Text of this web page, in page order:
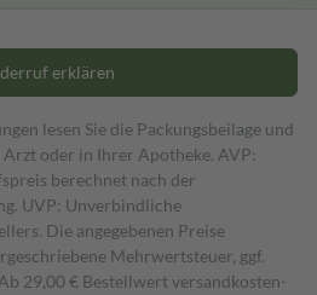
erklären
lesen Sie die Packungsbeilage und
oder in Ihrer Apotheke. AVP:
berechnet nach der
UVP: Unverbindliche
Die angegebenen Preise
Mehrwertsteuer, ggf.
29,00 € Bestell­wert versand­kosten­